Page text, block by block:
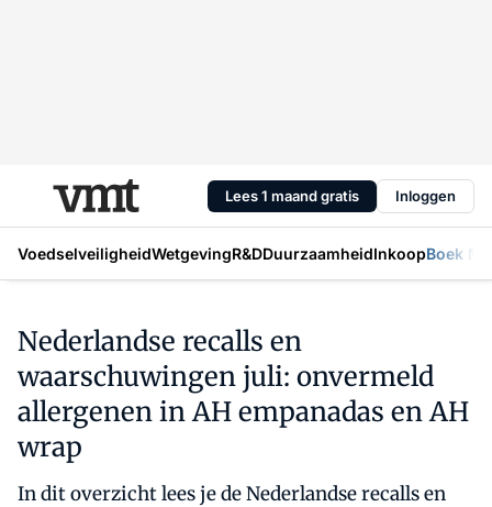
Lees 1 maand gratis Inloggen
VoedselveiligheidWetgevingR&DDuurzaamheidInkoopBoek
Nederlandse recalls en
waarschuwingen juli: onvermeld
allergenen in AH empanadas en AH
wrap
In dit overzicht lees je de Nederlandse recalls en